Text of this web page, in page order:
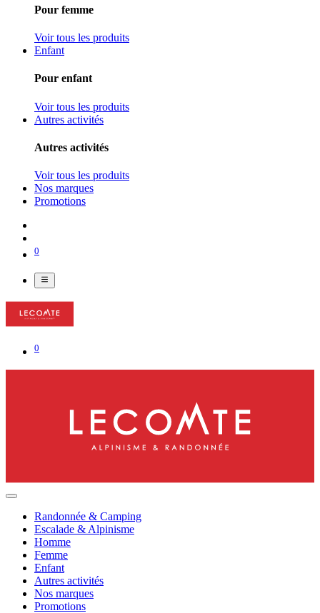
Pour femme
Voir tous les produits
Enfant
Pour enfant
Voir tous les produits
Autres activités
Autres activités
Voir tous les produits
Nos marques
Promotions
0
0
Randonnée & Camping
Escalade & Alpinisme
Homme
Femme
Enfant
Autres activités
Nos marques
Promotions